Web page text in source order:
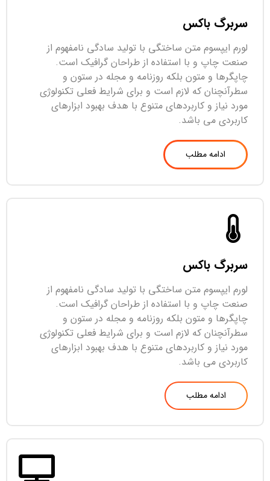
سربرگ باکس
لورم ایپسوم متن ساختگی با تولید سادگی نامفهوم از
صنعت چاپ و با استفاده از طراحان گرافیک است.
چاپگرها و متون بلکه روزنامه و مجله در ستون و
سطرآنچنان که لازم است و برای شرایط فعلی تکنولوژی
مورد نیاز و کاربردهای متنوع با هدف بهبود ابزارهای
کاربردی می باشد.
ادامه مطلب
سربرگ باکس
لورم ایپسوم متن ساختگی با تولید سادگی نامفهوم از
صنعت چاپ و با استفاده از طراحان گرافیک است.
چاپگرها و متون بلکه روزنامه و مجله در ستون و
سطرآنچنان که لازم است و برای شرایط فعلی تکنولوژی
مورد نیاز و کاربردهای متنوع با هدف بهبود ابزارهای
کاربردی می باشد.
ادامه مطلب